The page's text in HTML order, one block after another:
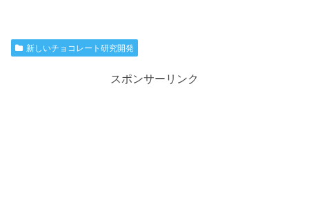
新しいチョコレート研究開発
スポンサーリンク